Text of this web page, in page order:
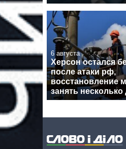
6 августа
Херсон остался
после атаки рф,
восстановление
занять несколько